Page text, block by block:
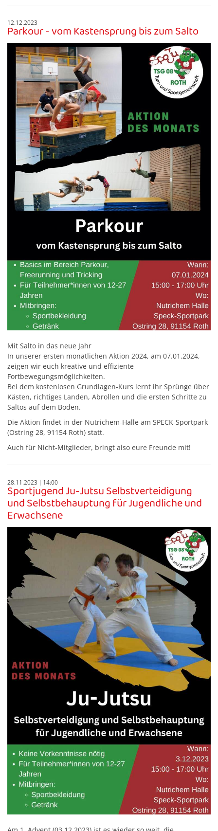
12.12.2023
Parkour - vom Kastensprung bis zum Salto
Mit Salto in das neue Jahr
In unserer ersten monatlichen Aktion 2024, am 07.01.2024,
zeigen wir euch kreative und effiziente
Fortbewegungsmöglichkeiten.
Bei dem kostenlosen Grundlagen-Kurs lernt ihr Sprünge über
Kästen, richtiges Landen, Abrollen und die ersten Schritte zu
Saltos auf dem Boden.
Die Aktion findet in der Nutrichem-Halle am SPECK-Sportpark
(Ostring 28, 91154 Roth) statt.
Auch für Nicht-Mitglieder, bringt also eure Freunde mit!
28.11.2023 14:00
Sportjugend Ju-Jutsu Selbstverteidigung
und Selbstbehauptung für Jugendliche und
Erwachsene